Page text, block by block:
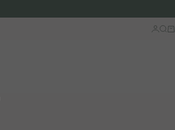
Iniciar